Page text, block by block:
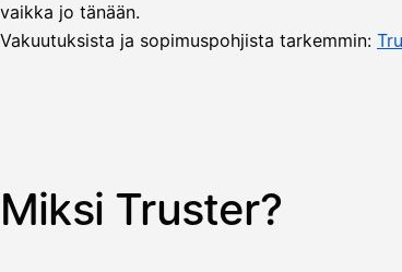
vaikka jo tänään.
Vakuutuksista ja sopimuspohjista tarkemmin:
Kuvitus: käyttäjä luo laskun Truster-
heinäkuu
Miksi Truster?